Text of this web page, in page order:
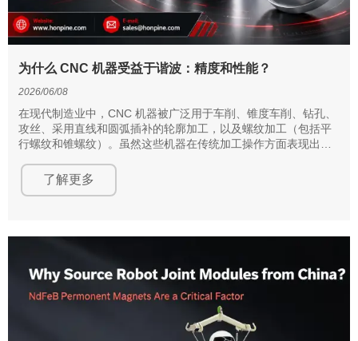
为什么 CNC 机器受益于谐波：精度和性能？
2026/06/08
在现代制造业中，CNC 机器被广泛用于车削、锥度车削、钻孔、
攻丝、采用直线和圆弧插补的轮廓加工，以及螺纹加工（包括平
行螺纹和锥螺纹）。虽然这些机器在传统加工操作方面表现出
正是谐波 CNC 技术发挥作用的地方，它提供了一种能够有效解决
这些限制的方案。
了解更多